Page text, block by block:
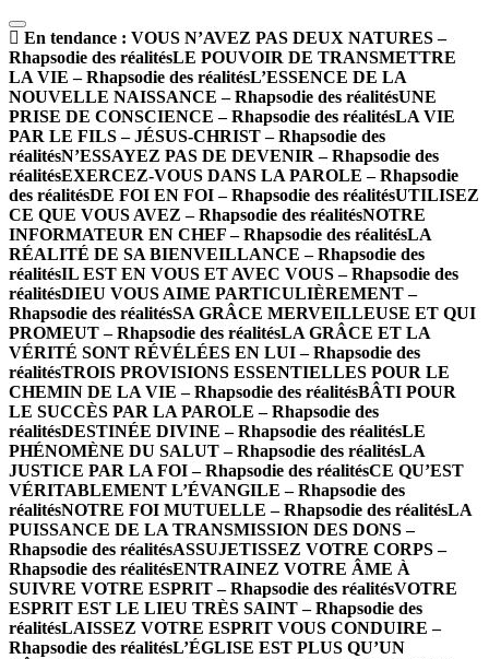
En tendance : VOUS N’AVEZ PAS DEUX NATURES –
Rhapsodie des réalitésLE POUVOIR DE TRANSMETTRE
LA VIE – Rhapsodie des réalitésL’ESSENCE DE LA
NOUVELLE NAISSANCE – Rhapsodie des réalitésUNE
PRISE DE CONSCIENCE – Rhapsodie des réalitésLA VIE
PAR LE FILS – JÉSUS-CHRIST – Rhapsodie des
réalitésN’ESSAYEZ PAS DE DEVENIR – Rhapsodie des
réalitésEXERCEZ-VOUS DANS LA PAROLE – Rhapsodie
des réalitésDE FOI EN FOI – Rhapsodie des réalitésUTILISEZ
CE QUE VOUS AVEZ – Rhapsodie des réalitésNOTRE
INFORMATEUR EN CHEF – Rhapsodie des réalitésLA
RÉALITÉ DE SA BIENVEILLANCE – Rhapsodie des
réalitésIL EST EN VOUS ET AVEC VOUS – Rhapsodie des
réalitésDIEU VOUS AIME PARTICULIÈREMENT –
Rhapsodie des réalitésSA GRÂCE MERVEILLEUSE ET QUI
PROMEUT – Rhapsodie des réalitésLA GRÂCE ET LA
VÉRITÉ SONT RÉVÉLÉES EN LUI – Rhapsodie des
réalitésTROIS PROVISIONS ESSENTIELLES POUR LE
CHEMIN DE LA VIE – Rhapsodie des réalitésBÂTI POUR
LE SUCCÈS PAR LA PAROLE – Rhapsodie des
réalitésDESTINÉE DIVINE – Rhapsodie des réalitésLE
PHÉNOMÈNE DU SALUT – Rhapsodie des réalitésLA
JUSTICE PAR LA FOI – Rhapsodie des réalitésCE QU’EST
VÉRITABLEMENT L’ÉVANGILE – Rhapsodie des
réalitésNOTRE FOI MUTUELLE – Rhapsodie des réalitésLA
PUISSANCE DE LA TRANSMISSION DES DONS –
Rhapsodie des réalitésASSUJETISSEZ VOTRE CORPS –
Rhapsodie des réalitésENTRAINEZ VOTRE ÂME À
SUIVRE VOTRE ESPRIT – Rhapsodie des réalitésVOTRE
ESPRIT EST LE LIEU TRÈS SAINT – Rhapsodie des
réalitésLAISSEZ VOTRE ESPRIT VOUS CONDUIRE –
Rhapsodie des réalitésL’ÉGLISE EST PLUS QU’UN